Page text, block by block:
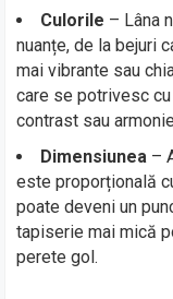
Culorile – Lâna
nuanțe, de la bejuri
mai vibrante sau
care se potrivesc
contrast sau
Dimensiunea –
este proporțională
poate deveni un
tapiserie mai mică
perete gol.